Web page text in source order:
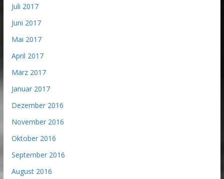
Juli 2017
Juni 2017
Mai 2017
April 2017
März 2017
Januar 2017
Dezember 2016
November 2016
Oktober 2016
September 2016
August 2016